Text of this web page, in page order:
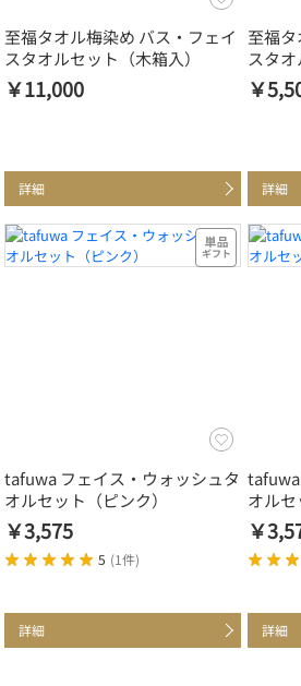
至福タオル梅染め バス・フェイ
スタオルセット（木箱入）
￥11,000
詳細
至福
スタオ
￥
詳細
tafuwa フェイス・ウォッシュタ
オルセット（ピンク）
￥3,575
5 (1件)
詳細
tafuwa
オルセ
￥
詳細